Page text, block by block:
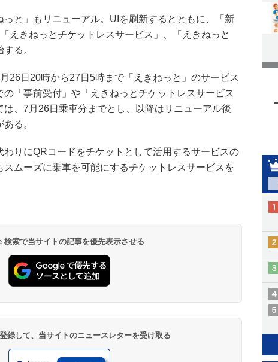
と」もリニューアル。UIを刷新するとともに、「新
えきねっとチケットレスサービス」、「えきねっと
る。
26日20時から27日5時まで「えきねっと」のサービス
の「事前受付」や「えきねっとチケットレスサービス
、7月26日乗車分までとし、以降はリニューアル後
る。
わりにQRコードをチケットとして活用するサービスの
ムーズに乗車を可能にするチケットレスサービスを
検索で当サイトの記事を優先表示させる
録して、当サイトのニュースレターを受け取る